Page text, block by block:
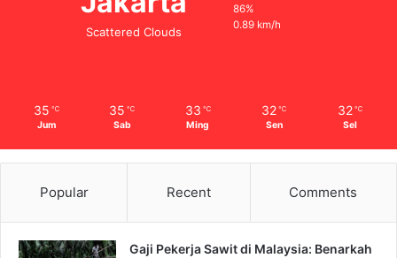
Scattered Clouds
86%
0.89 km/h
35 ℃
Jum
35 ℃
Sab
33 ℃
Ming
32 ℃
Sen
32 ℃
Sel
Popular Recent Comments
Gaji Pekerja Sawit di Malaysia: Benarkah